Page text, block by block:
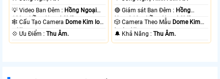
💡 Video Ban Đêm : Hồng Ngoại
100m Hồng Ngoại SMD.
🕸️ Cấu Tạo Camera Dome Kim loại
+ Nhựa.
️💠 Ưu Điểm :Thu Âm.
🔴 Giám sát Ban Đêm : Hồng
Ngoại 10m Hồng Ngoại SMD.
🎲 Camera Theo Mẫu Dome Kim
loại + Nhựa.
️🔔 Khả Năng :Thu Âm.